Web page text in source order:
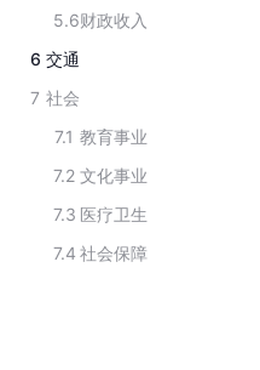
5.6财政收入
6 交通
7 社会
7.1 教育事业
7.2 文化事业
7.3 医疗卫生
7.4 社会保障